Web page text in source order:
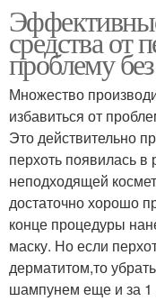
средства от
проблему
Множество
избавиться от
Это действительно
перхоть появилась в
неподходящей
достаточно хорошо
конце процедуры
маску. Но если
дерматитом,то
шампунем еще и за 1